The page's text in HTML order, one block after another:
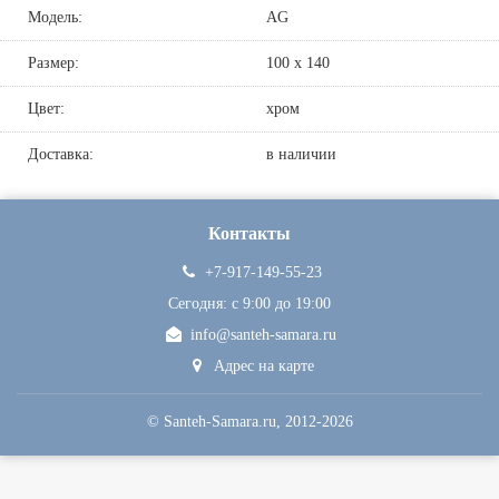
Модель: AG
Размер: 100 х 140
Цвет: хром
Доставка: в наличии
Контакты
+7-917-149-55-23
Сегодня: c 9:00 до 19:00
info@santeh-samara.ru
Адрес на карте
© Santeh-Samara.ru, 2012-2026